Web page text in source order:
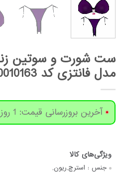
ست شورت و سوتین
مدل فانتزی کد Oid-BrW0010163
آخرین بروزرسانی قیمت: 1 روز پیش
جنس : استرچ,ریون,